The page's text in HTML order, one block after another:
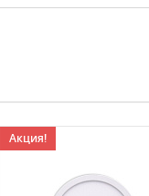
Акция!